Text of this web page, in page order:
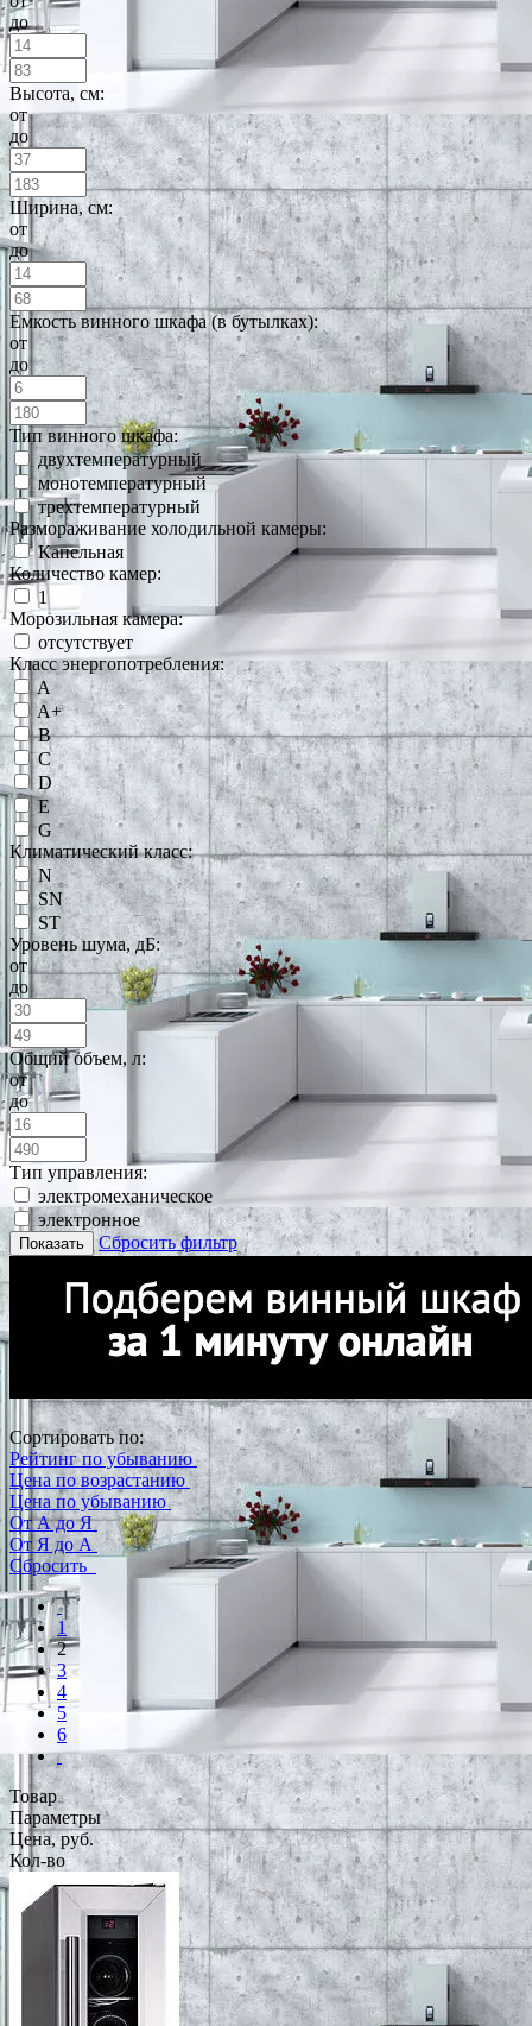
до
Высота, см:
от
до
Ширина, см:
от
до
Емкость винного шкафа (в бутылках):
от
до
Тип винного шкафа:
двухтемпературный
монотемпературный
трехтемпературный
Размораживание холодильной камеры:
Капельная
Количество камер:
1
Морозильная камера:
отсутствует
Класс энергопотребления:
A
A+
B
C
D
E
G
Климатический класс:
N
SN
ST
Уровень шума, дБ:
от
до
Общий объем, л:
от
до
Тип управления:
электромеханическое
электронное
Показать Сбросить фильтр
Сортировать по:
Рейтинг по убыванию
Цена по возрастанию
Цена по убыванию
От А до Я
От Я до А
Сбросить
1
2
3
4
5
6
Товар
Параметры
Цена, руб.
Кол-во